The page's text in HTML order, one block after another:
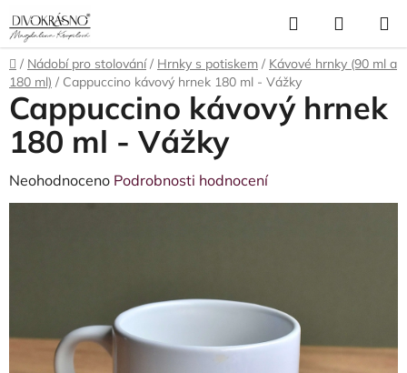
na
obsah
Hledat
KOŠÍK
Domů
/ Nádobí pro stolování / Hrnky s potiskem / Kávové hrnky (90 ml a
180 ml) / Cappuccino kávový hrnek 180 ml - Vážky
Cappuccino kávový hrnek
180 ml - Vážky
Průměrné
hodnocení
hvězdiček.
Neohodnoceno Podrobnosti hodnocení